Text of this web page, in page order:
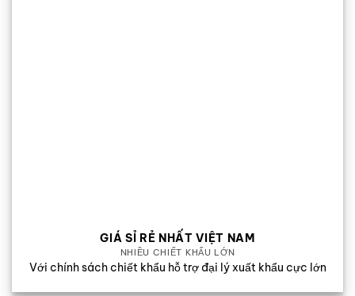
GIÁ SỈ RẺ NHẤT VIỆT NAM
NHIỀU CHIẾT KHẤU LỚN
Với chính sách chiết khẩu hỗ trợ đại lý xuất khẩu cực lớn